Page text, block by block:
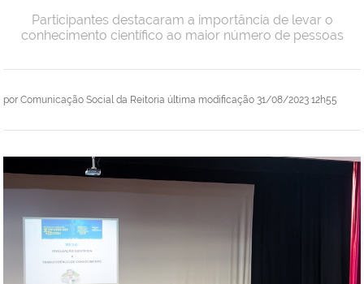
por Comunicação Social da Reitoria última modificação 31/08/2023 12h55
Participantes destacaram a importância de levar o
conhecimento científico ao maior número de pessoas